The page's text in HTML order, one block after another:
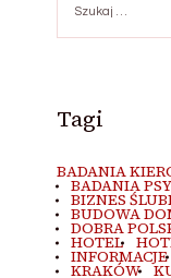
Tagi
BADANIA
BADANIA
BIZNES
BUDOWA
DOBRA
HOTEL
INFORMACJE
KRAKÓW